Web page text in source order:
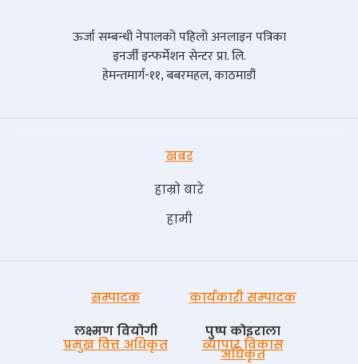
ऊर्जा सम्बन्धी नेपालको पहिलो अनलाइन पत्रिका
इनर्जी इन्फर्मेशन सेन्टर प्रा. लि.
हेमन्तमार्ग-११, बबरमहल, काठमाडौं
खबर
हाम्रो बारे
हामी
सम्पादक
लक्ष्मण वियोगी
कार्यकारी सम्पादक
पुष्प काेइराला
प्रमुख वित्त अधिकृत
व्यापार विकास
अधिकृत